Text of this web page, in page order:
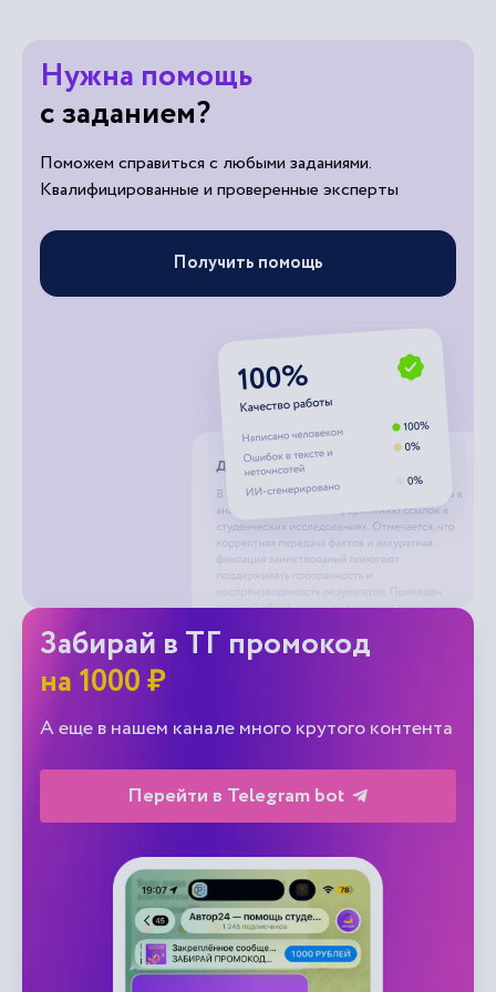
Нужна помощь
с заданием?
Поможем справиться с любыми заданиями.
Квалифицированные и проверенные эксперты
Получить помощь
Забирай в ТГ промокод
на 1000 ₽
А еще в нашем канале много крутого контента
Перейти в Telegram bot